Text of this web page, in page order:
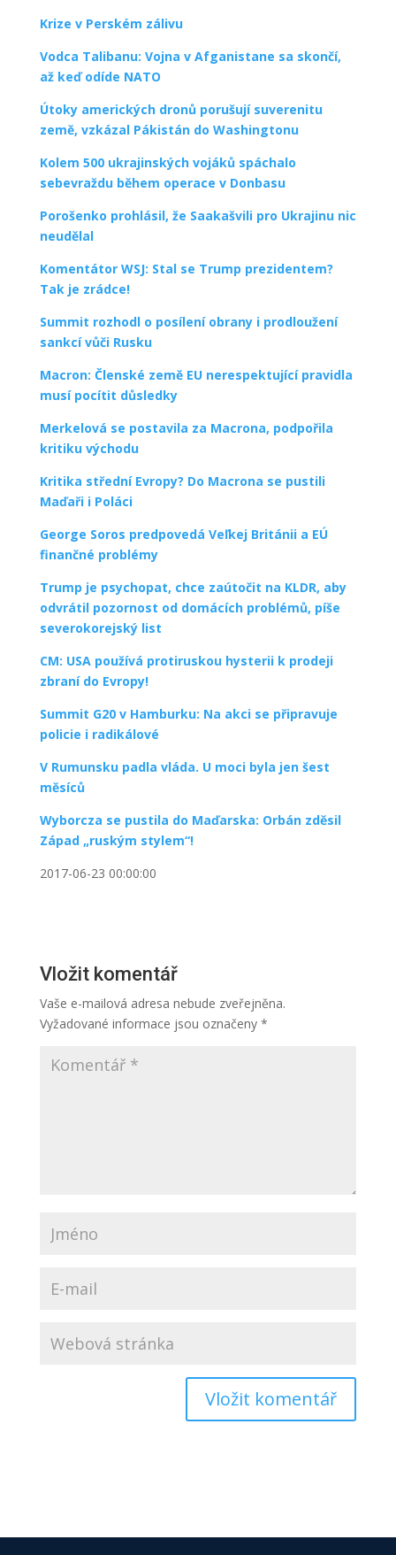
Krize v Perském zálivu
Vodca Talibanu: Vojna v Afganistane sa skončí,
až keď odíde NATO
Útoky amerických dronů porušují suverenitu
země, vzkázal Pákistán do Washingtonu
Kolem 500 ukrajinských vojáků spáchalo
sebevraždu během operace v Donbasu
Porošenko prohlásil, že Saakašvili pro Ukrajinu nic
neudělal
Komentátor WSJ: Stal se Trump prezidentem?
Tak je zrádce!
Summit rozhodl o posílení obrany i prodloužení
sankcí vůči Rusku
Macron: Členské země EU nerespektující pravidla
musí pocítit důsledky
Merkelová se postavila za Macrona, podpořila
kritiku východu
Kritika střední Evropy? Do Macrona se pustili
Maďaři i Poláci
George Soros predpovedá Veľkej Británii a EÚ
finančné problémy
Trump je psychopat, chce zaútočit na KLDR, aby
odvrátil pozornost od domácích problémů, píše
severokorejský list
CM: USA používá protiruskou hysterii k prodeji
zbraní do Evropy!
Summit G20 v Hamburku: Na akci se připravuje
policie i radikálové
V Rumunsku padla vláda. U moci byla jen šest
měsíců
Wyborcza se pustila do Maďarska: Orbán zděsil
Západ „ruským stylem“!
2017-06-23 00:00:00
Vložit komentář
Vaše e-mailová adresa nebude zveřejněna.
Vyžadované informace jsou označeny *